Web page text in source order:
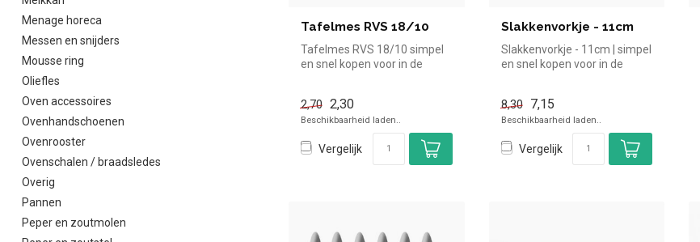
Menage horeca
Messen en snijders
Mousse ring
Oliefles
Oven accessoires
Ovenhandschoenen
Ovenrooster
Ovenschalen / braadsledes
Overig
Pannen
Peper en zoutmolen
Tafelmes RVS 18/10
Tafelmes RVS 18/10 simpel
en snel kopen voor in de
2,70 2,30
Beschikbaarheid laden..
Vergelijk
Slakkenvorkje - 11cm
Slakkenvorkje - 11cm | simpel
en snel kopen voor in de
8,30 7,15
Beschikbaarheid laden..
Vergelijk